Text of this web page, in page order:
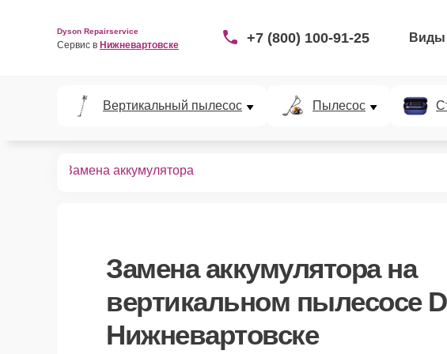
Dyson Repairservice
Сервис в Нижневартовске +7 (800) 100-91-25 Виды
Вертикальный пылесос Пылесос
Замена аккумулятора
Замена аккумуляторана
вертикальном пылесосе
Нижневартовске